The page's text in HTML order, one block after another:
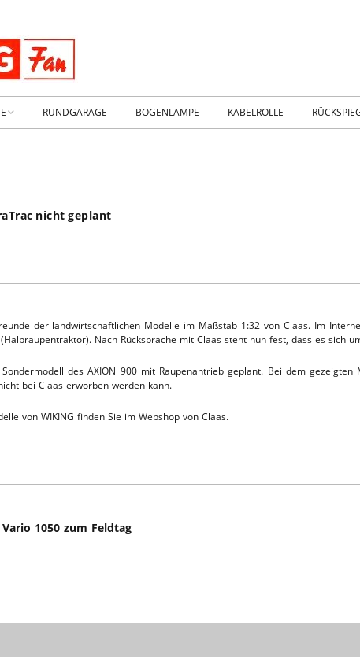
SHOP-STARTSEITE
KIESPLATZ
WERKSTATTHOF
ERSATZTEIL-SERVICE
2025
2024
2021
2020
2019
RUNDGARAGE BOGENLAMPE KABELROLLE
nicht geplant
der landwirtschaftlichen Modelle im Maßstab 1:32 von Claas. Im
Nach Rücksprache mit Claas steht nun fest, dass es sich
des AXION 900 mit Raupenantrieb geplant. Bei dem
bei Claas erworben werden kann.
von WIKING finden Sie im Webshop von Claas.
1050 zum Feldtag